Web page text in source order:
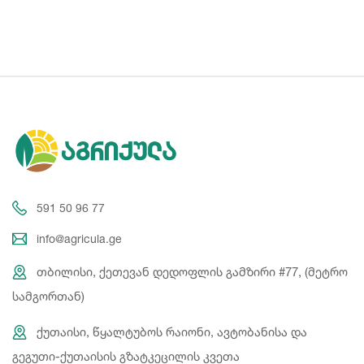
591 50 96 77
info@agricula.ge
თბილისი, ქეთევან დედოფლის გამზირი #77, (მეტრო
სამგორთან)
ქუთაისი, წყალტუბოს რაიონი, ავტობანისა და
გეგუთი-ქუთაისის გზატკეცილის კვეთა